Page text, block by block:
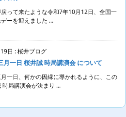
って来たような令和7年10月12日、全国一
ーを迎えました ...
日 :桜井ブログ
月一日 桜井誠 時局講演会 について
一日、何かの因縁に導かれるように、この
時局講演会が決まり ...